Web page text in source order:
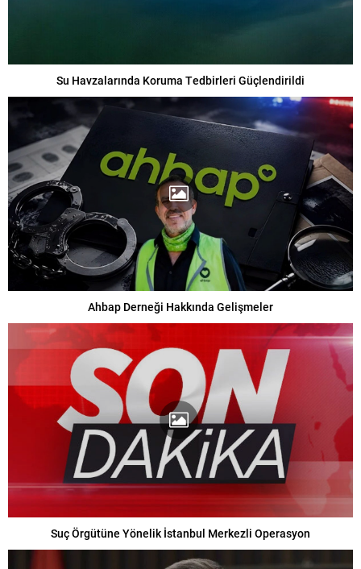
Su Havzalarında Koruma Tedbirleri Güçlendirildi
Ahbap Derneği Hakkında Gelişmeler
Suç Örgütüne Yönelik İstanbul Merkezli Operasyon